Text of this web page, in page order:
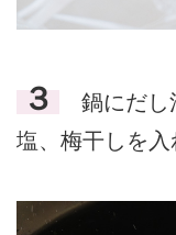
３
鍋にだし
塩、梅干しを入